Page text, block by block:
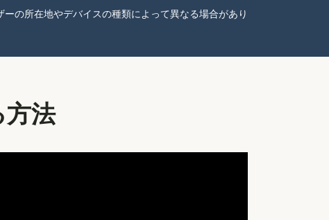
の所在地やデバイスの種類によって異なる場合があり
方法